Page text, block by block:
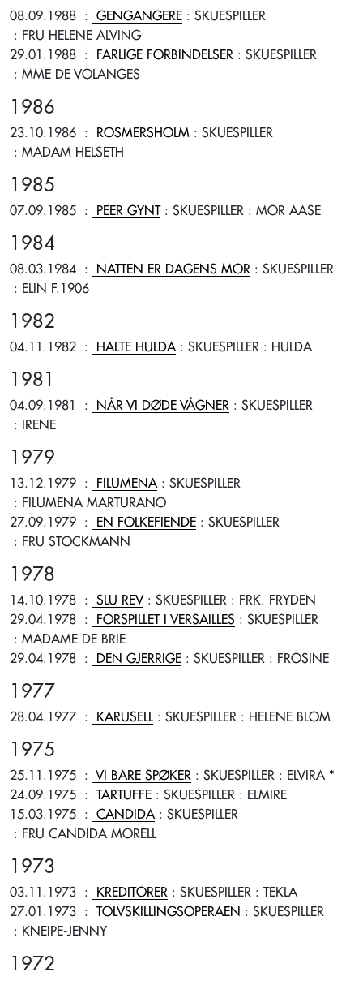
08.09.1988 : GENGANGERE : SKUESPILLER
: FRU HELENE ALVING
29.01.1988 : FARLIGE FORBINDELSER : SKUESPILLER
: MME DE VOLANGES
1986
23.10.1986 : ROSMERSHOLM : SKUESPILLER
: MADAM HELSETH
1985
07.09.1985 : PEER GYNT: SKUESPILLER : MOR AASE
1984
08.03.1984 : NATTEN ER DAGENS MOR : SKUESPILLER
: ELIN F.1906
1982
04.11.1982 : HALTE HULDA : SKUESPILLER : HULDA
1981
04.09.1981 : NÅR VI DØDE VÅGNER : SKUESPILLER
: IRENE
1979
13.12.1979 : FILUMENA : SKUESPILLER
: FILUMENA MARTURANO
27.09.1979 : EN FOLKEFIENDE : SKUESPILLER
: FRU STOCKMANN
1978
14.10.1978 : SLU REV : SKUESPILLER : FRK. FRYDEN
29.04.1978 : FORSPILLET I VERSAILLES : SKUESPILLER
: MADAME DE BRIE
29.04.1978 : DEN GJERRIGE : SKUESPILLER : FROSINE
1977
28.04.1977 : KARUSELL: SKUESPILLER : HELENE BLOM
1975
25.11.1975 : VI BARE SPØKER : SKUESPILLER : ELVIRA *
24.09.1975 : TARTUFFE : SKUESPILLER : ELMIRE
15.03.1975 : CANDIDA : SKUESPILLER
: FRU CANDIDA MORELL
1973
03.11.1973 : KREDITORER : SKUESPILLER : TEKLA
27.01.1973 : TOLVSKILLINGSOPERAEN : SKUESPILLER
: KNEIPE-JENNY
1972